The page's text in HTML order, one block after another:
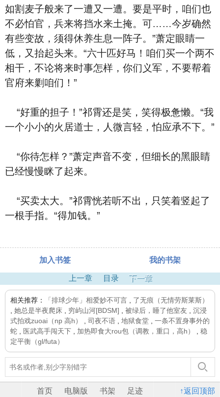
如割麦子般来了一遭又一遭。要是平时，咱们也
不必怕官，兵来将挡水来土掩。可……今岁确然
有些变故，须得休养生息一阵子。”萧定眼睛一
低，又抬起头来。“六十匹好马！咱们买一个两不
相干，不论将来时事怎样，你们义军，不要帮着
官府来剿咱们！”
“好重的担子！”祁霄还是笑，笑得极惫懒。“我
一个小小的火居道士，人微言轻，怕应承不下。”
“你待怎样？”萧定声音不变，但细长的黑眼睛
已经慢慢眯了起来。
“买卖太大。”祁霄恍若听不出，只笑着竖起了
一根手指。“得加钱。”
加入书签 我的书架
上一章 目录 下一章
相关推荐： 「排球少年」相爱妙不可言
了无痕（无情劳斯莱斯）
她总是半夜爬床 穷屿山河[BDSM] 被绿后，睡了他室友
沉浸
式拍戏zuoai（np 高h）
司夜不语 地狱食堂
一条不置身事外的
蛇
医武高手闯天下 加热即食大rou包（调教，重口，高h）
稳
定平衡（gl/futa）
↑返回顶部
首页 电脑版 书架 足迹